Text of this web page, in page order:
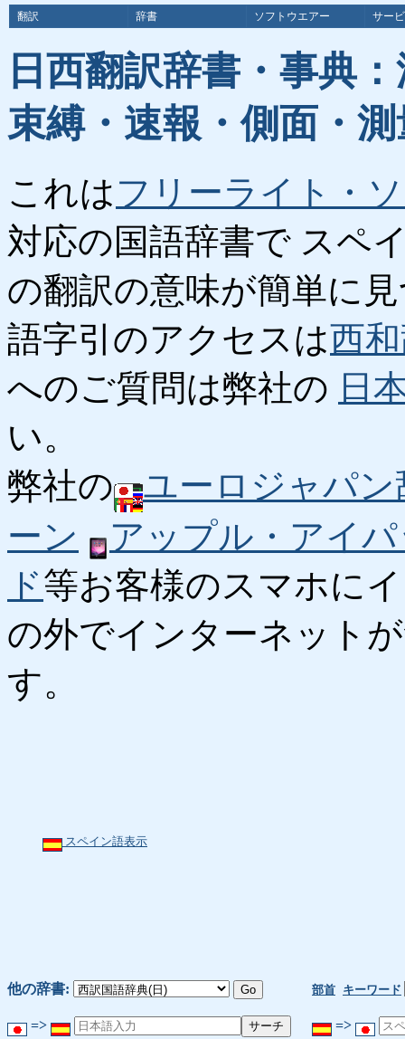
翻訳 辞書 ソフトウエアー サー
日西翻訳辞書・事典
束縛・速報・側面・
これはフリーライト・
対応の国語辞書で スペ
の翻訳の意味が簡単に
語字引のアクセスは西
へのご質問は弊社の 日
い。
弊社の
ユーロジャパン
ーン
アップル・アイ
ド等お客様のスマホに
の外でインターネット
す。
スペイン語表示
他の辞書: 部首 キーワード
=> =>